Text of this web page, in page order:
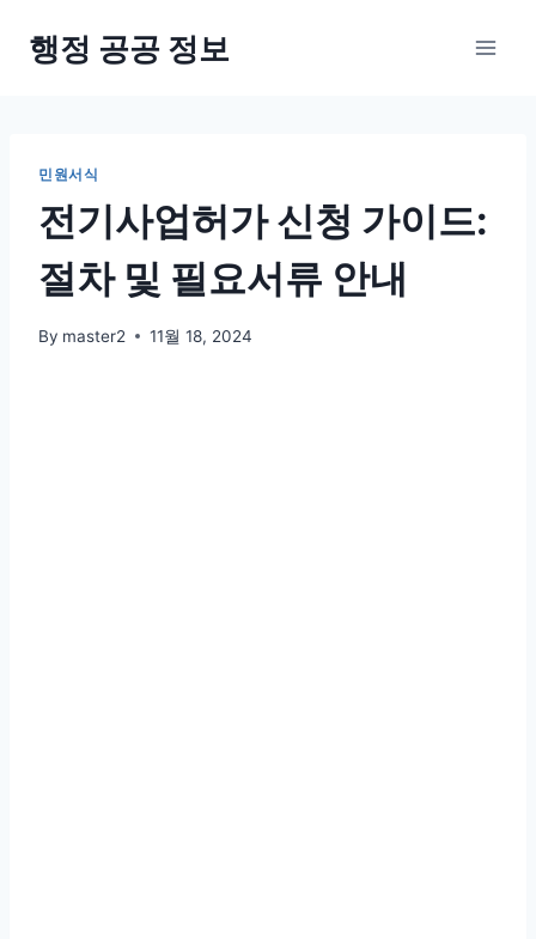
행정 공공 정보
민원서식
전기사업허가 신청 가이드:
절차 및 필요서류 안내
By master2 11월 18, 2024